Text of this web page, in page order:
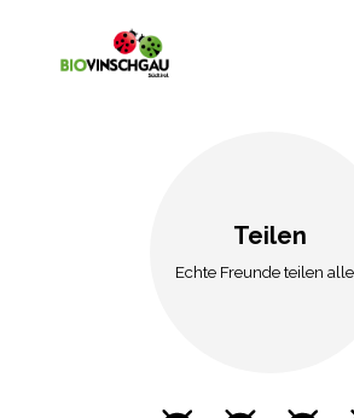
Teilen
Echte Freunde teilen